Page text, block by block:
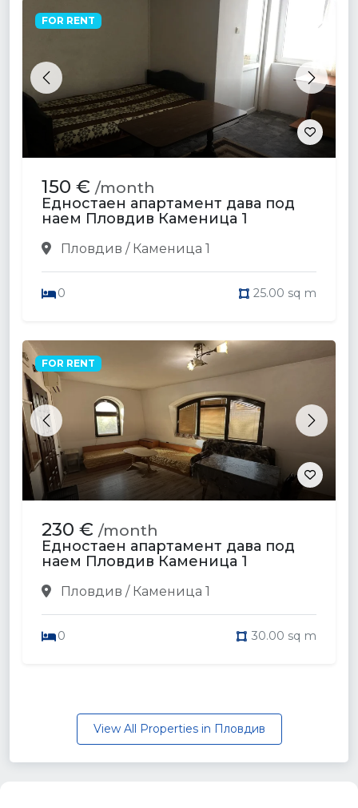
Previous Next
FOR RENT
150 € /month
Едностаен апартамент дава под
наем Пловдив Каменица 1
Пловдив / Каменица 1
0 25.00 sq m
Previous Next
FOR RENT
230 € /month
Едностаен апартамент дава под
наем Пловдив Каменица 1
Пловдив / Каменица 1
0 30.00 sq m
View All Properties in Пловдив